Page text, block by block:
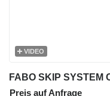
VIDEO
Preis auf Anfrage